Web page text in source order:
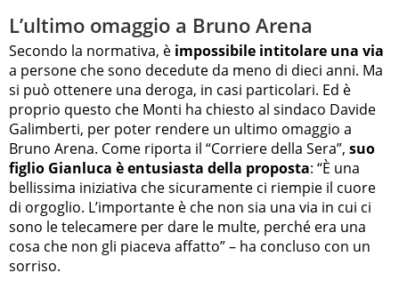
L’ultimo omaggio a Bruno Arena
Secondo la normativa, è impossibile intitolare una via
a persone che sono decedute da meno di dieci anni. Ma
si può ottenere una deroga, in casi particolari. Ed è
proprio questo che Monti ha chiesto al sindaco Davide
Galimberti, per poter rendere un ultimo omaggio a
Bruno Arena. Come riporta il “Corriere della Sera”, suo
figlio Gianluca è entusiasta della proposta: “È una
bellissima iniziativa che sicuramente ci riempie il cuore
di orgoglio. L’importante è che non sia una via in cui ci
sono le telecamere per dare le multe, perché era una
cosa che non gli piaceva affatto” – ha concluso con un
sorriso.